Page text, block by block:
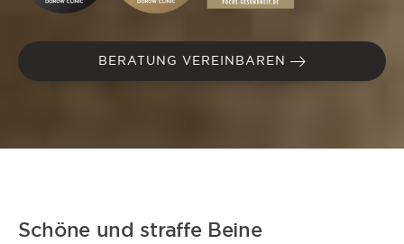
BERATUNG VEREINBAREN
Schöne und straffe Beine